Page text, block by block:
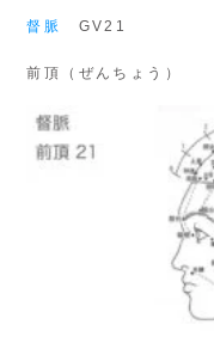
督脈 GV21
前頂（ぜんちょう）